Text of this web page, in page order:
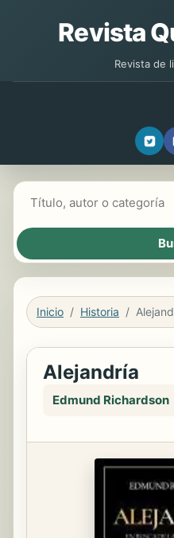
Revista
Revista de
Inicio Historia
Alejandría
Edmund Richardson